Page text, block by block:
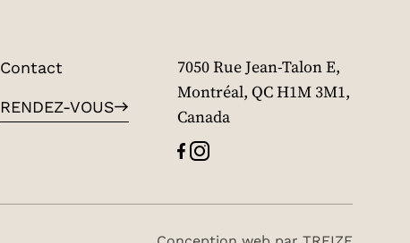
Contact
RENDEZ-VOUS
7050 Rue Jean-Talon E,
Montréal, QC H1M 3M1,
Canada